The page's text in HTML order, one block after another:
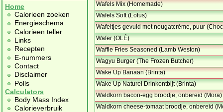
Home
Calorieen zoeken
Energieschema
Calorieen teller
Links
Recepten
E-nummers
Contact
Disclaimer
Polls
Calculators
Body Mass Index
Calorieverbruik
Wafels Mix (Homemade)
Wafels Soft (Lotus)
Wafeltjes gevuld met nougatcrème, puur
Wafer (OLÉ)
Waffle Fries Seasoned (Lamb Weston)
Wagyu Burger (The Frozen Butcher)
Wake Up Banaan (Brinta)
Wake Up Naturel Drinkontbijt (Brinta)
Waldkorn bacon-egg broodje, onbereid (Mora)
Waldkorn cheese-tomaat broodje, onbereid